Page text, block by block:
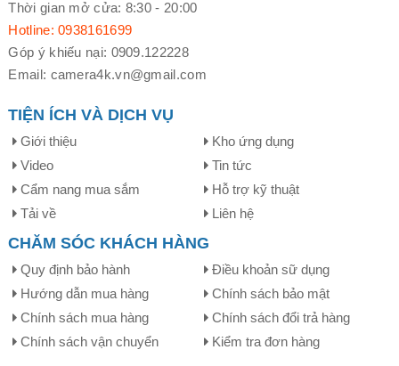
Thời gian mở cửa: 8:30 - 20:00
Hotline: 0938161699
Góp ý khiếu nại: 0909.122228
Email: camera4k.vn@gmail.com
TIỆN ÍCH VÀ DỊCH VỤ
Giới thiệu
Kho ứng dụng
Video
Tin tức
Cẩm nang mua sắm
Hỗ trợ kỹ thuật
Tải về
Liên hệ
CHĂM SÓC KHÁCH HÀNG
Quy định bảo hành
Điều khoản sữ dụng
Hướng dẫn mua hàng
Chính sách bảo mật
Chính sách mua hàng
Chính sách đổi trả hàng
Chính sách vận chuyển
Kiểm tra đơn hàng